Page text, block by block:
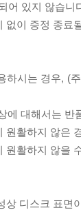
어 있지 않습니
없이 증정 종료
하시는 경우, (
에 대해서는
원활하지 않은
원활하지 않을
상 디스크 표